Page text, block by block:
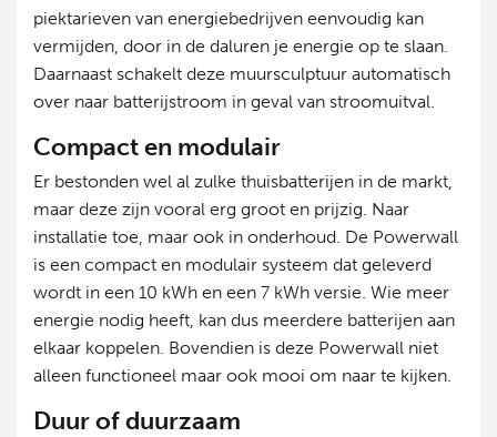
piektarieven van energiebedrijven eenvoudig kan
vermijden, door in de daluren je energie op te slaan.
Daarnaast schakelt deze muursculptuur automatisch
over naar batterijstroom in geval van stroomuitval.
Compact en modulair
Er bestonden wel al zulke thuisbatterijen in de markt,
maar deze zijn vooral erg groot en prijzig. Naar
installatie toe, maar ook in onderhoud. De Powerwall
is een compact en modulair systeem dat geleverd
wordt in een 10 kWh en een 7 kWh versie. Wie meer
energie nodig heeft, kan dus meerdere batterijen aan
elkaar koppelen. Bovendien is deze Powerwall niet
alleen functioneel maar ook mooi om naar te kijken.
Duur of duurzaam